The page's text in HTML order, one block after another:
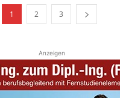
1 2 3
Anzeigen